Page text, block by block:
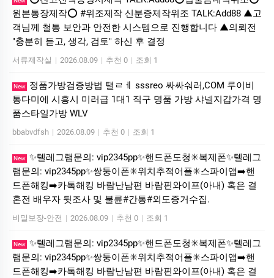
원본통장제작⭕️ #위조제작 신분증제작위조 TALK:Add88 ▲고
객님께 철통 보안과 안전한 시스템으로 진행합니다 ▲의뢰전
"충분히 듣고, 생각, 검토" 하신 후 결정
서류제작실 | 2026.08.09 | 추천 0 | 조회 1
New
정품가방검증방법 탤ㄹㅔ sssreo 싸싸숴러,COM 루이비
통다미에 시흥시 미러급 1대1 직구 명품 가방 샤넬지갑가격 명
품스타일가방 WLV
bbabvdfsh | 2026.08.09 | 추천 0 | 조회 1
New ✨텔레그램문의: vip2345pp✨핸드폰도청✳️복제폰✨텔레그
램문의: vip2345pp✨쌍둥이폰✳️위치추적어플✳️스파이앱➡️핸
드폰해킹➡️카톡해킹 바람난남편 바람핀와이프(아내) 혹은 결
혼전 배우자 뒷조사 및 불륜#간통#외도증거수집.
비밀보장-안전 | 2026.08.09 | 추천 0 | 조회 1
New ✨텔레그램문의: vip2345pp✨핸드폰도청✳️복제폰✨텔레그
램문의: vip2345pp✨쌍둥이폰✳️위치추적어플✳️스파이앱➡️핸
드폰해킹➡️카톡해킹 바람난남편 바람핀와이프(아내) 혹은 결